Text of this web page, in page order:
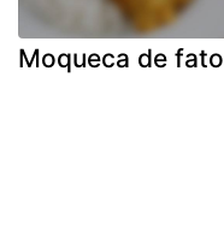
Moqueca de fato